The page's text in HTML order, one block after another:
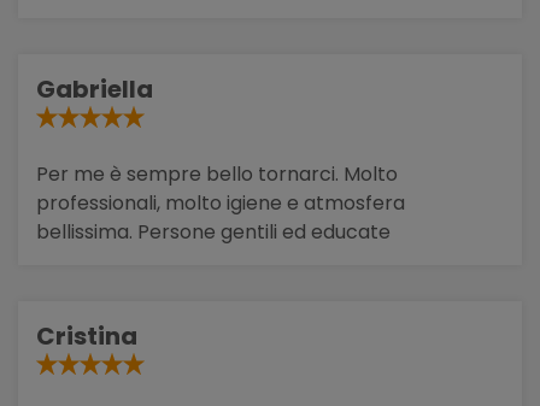
Gabriella
Per me è sempre bello tornarci. Molto
professionali, molto igiene e atmosfera
bellissima. Persone gentili ed educate
Cristina